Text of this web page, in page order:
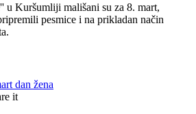
u Kuršumliji mališani su za 8. mart,
pesmice i na prikladan način
dan žena
it